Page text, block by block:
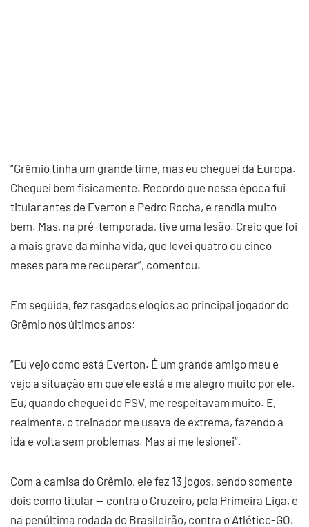
“Grêmio tinha um grande time, mas eu cheguei da Europa.
Cheguei bem fisicamente. Recordo que nessa época fui
titular antes de Everton e Pedro Rocha, e rendia muito
bem. Mas, na pré-temporada, tive uma lesão. Creio que foi
a mais grave da minha vida, que levei quatro ou cinco
meses para me recuperar”, comentou.
Em seguida, fez rasgados elogios ao principal jogador do
Grêmio nos últimos anos:
“Eu vejo como está Everton. É um grande amigo meu e
vejo a situação em que ele está e me alegro muito por ele.
Eu, quando cheguei do PSV, me respeitavam muito. E,
realmente, o treinador me usava de extrema, fazendo a
ida e volta sem problemas. Mas aí me lesionei”.
Com a camisa do Grêmio, ele fez 13 jogos, sendo somente
dois como titular — contra o Cruzeiro, pela Primeira Liga, e
na penúltima rodada do Brasileirão, contra o Atlético-GO.